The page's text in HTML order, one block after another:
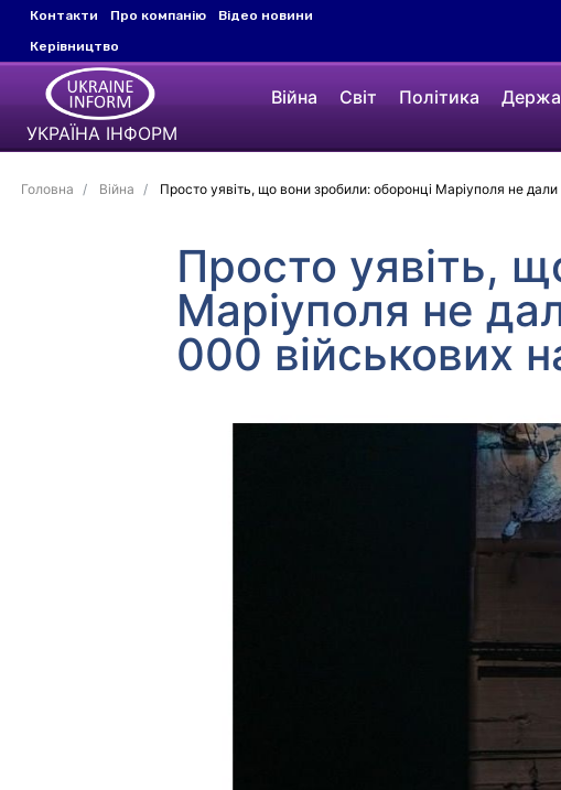
Контакти Про компанію
Відео новини
Керівництво
УКРАЇНА ІНФОРМ
Війна Світ Політика
Головна Війна Просто уявіть, що вони зробили: оборонці Маріуполя не
Просто уявіть,
Маріуполя не
000 військових